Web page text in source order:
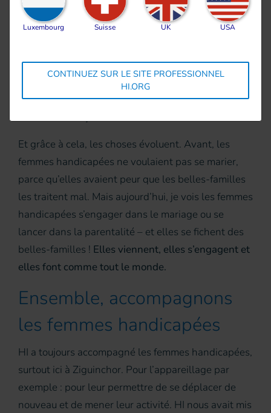
présent, quand nous nous tournions vers nos mères
tradition et de la culture. Et ça, ce n’est pas normal.
Ces obstacles nous fatiguent, nous ralentissent…
Et grâce à cela, les choses évoluent. Avant, les
femmes handicapées ne voulaient pas se marier,
parce qu’elles avaient peur que les belles-familles
les traitent mal. Mais aujourd’hui, je vois les femmes
handicapées s’engager dans le mariage ou se
lancer dans la parentalité – et elles se fichent des
belles-familles ! Elles viennent, elles s’engagent et
elles font comme tout le monde.
Ensemble, accompagnons
les femmes handicapées
HI a toujours accompagné les femmes handicapées,
surtout ici à Ziguinchor. Pour l’appareillage par
exemple : pour leur permettre de se déplacer de
nouveau et de mener leur activité. HI nous avait mis
Luxembourg Suisse UK USA
CONTINUEZ SUR LE SITE PROFESSIONNEL
HI.ORG